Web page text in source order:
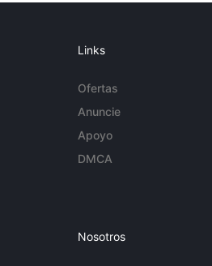
Links
Ofertas
Anuncie
Apoyo
DMCA
Nosotros